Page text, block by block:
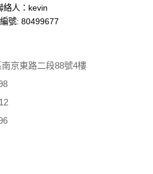
們會取得您的姓名、電話、住址、
我們的服務後，我們即取得您的資
性別、行業等相關資料，當您註冊
務後，本網站即取得您的資料。
上網瀏覽或查詢時，伺服器自行產
連線設備的 IP 位址、使用時間、使
用者瀏覽器在本網站內部所瀏覽的
能蒐集您個人的資料。對於您主動
絡人：kevin
號: 80499677
京東路二段88號4樓